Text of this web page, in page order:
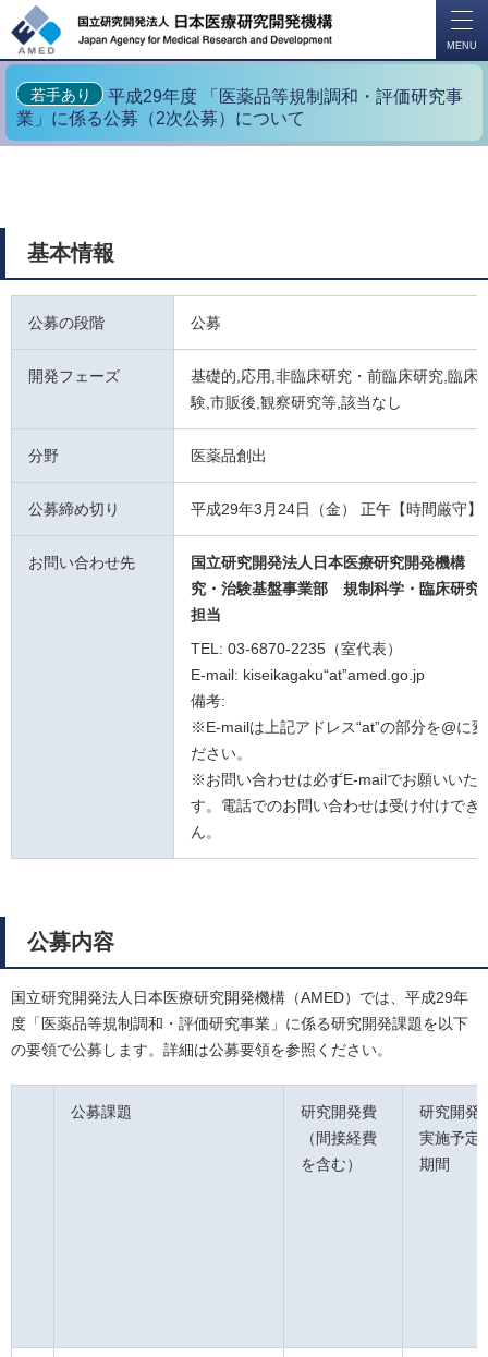
MENU
若手あり
平成29年度 「医薬品等規制調和・評価研究事
業」に係る公募（2次公募）について
基本情報
公募の段階 公募
開発フェーズ
基礎的,応用,非臨床研究・前臨床研究,臨床
験,市販後,観察研究等,該当なし
分野 医薬品創出
公募締め切り 平成29年3月24日（金） 正午【時間厳守】
お問い合わせ先
国立研究開発法人日本医療研究開発機構
究・治験基盤事業部 規制科学・臨床研究
担当
TEL: 03-6870-2235（室代表）
E-mail: kiseikagaku“at”amed.go.jp
備考:
※E-mailは上記アドレス“at”の部分を@に
ださい。
※お問い合わせは必ずE-mailでお願いいた
す。電話でのお問い合わせは受け付けでき
ん。
公募内容
国立研究開発法人日本医療研究開発機構（AMED）では、平成29年
度「医薬品等規制調和・評価研究事業」に係る研究開発課題を以下
の要領で公募します。詳細は公募要領を参照ください。
公募課題
研究開発費
（間接経費
を含む）
研究開発
実施予定
期間